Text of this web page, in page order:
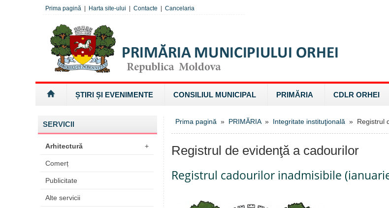
Prima pagină Harta site-ului Contacte Cancelaria
ȘTIRI ȘI EVENIMENTE CONSILIUL MUNICIPAL PRIMĂRIA CDLR ORHEI
SERVICII
Arhitectură +
Comerț
Publicitate
Alte servicii
Prima pagină » PRIMĂRIA» Integritate instituţională » Registrul
Registrul de evidenţă a cadourilor
Registrul cadourilor inadmisibile